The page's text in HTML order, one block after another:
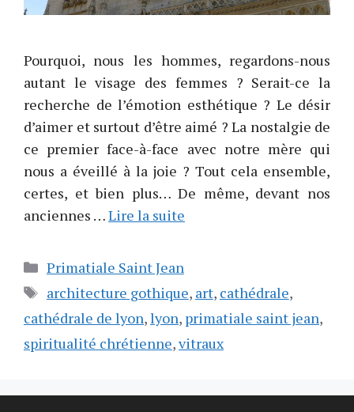
Pourquoi, nous les hommes, regardons-nous
autant le visage des femmes ? Serait-ce la
recherche de l’émotion esthétique ? Le désir
d’aimer et surtout d’être aimé ? La nostalgie de
ce premier face-à-face avec notre mère qui
nous a éveillé à la joie ? Tout cela ensemble,
certes, et bien plus… De même, devant nos
anciennes …Lire la suite
Catégories
Primatiale Saint Jean
Étiquettes
architecture gothique, art, cathédrale,
cathédrale de lyon,lyon, primatiale saint jean,
spiritualité chrétienne,vitraux